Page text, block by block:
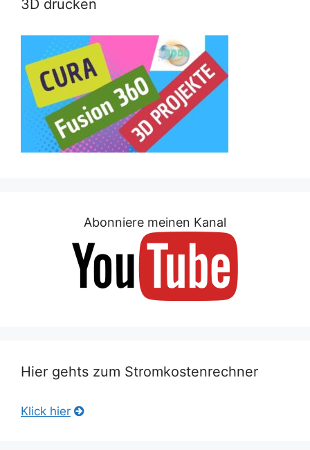
3D drucken
Abonniere meinen Kanal
Hier gehts zum Stromkostenrechner
Klick hier